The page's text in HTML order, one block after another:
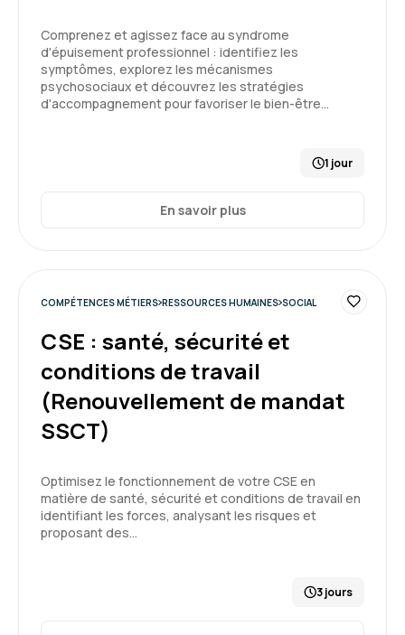
Comprenez et agissez face au syndrome
d'épuisement professionnel : identifiez les
symptômes, explorez les mécanismes
psychosociaux et découvrez les stratégies
d'accompagnement pour favoriser le bien-être…
1 jour
En savoir plus
COMPÉTENCES MÉTIERS RESSOURCES HUMAINES SOCIAL
CSE : santé, sécurité et
conditions de travail
(Renouvellement de mandat
SSCT)
Optimisez le fonctionnement de votre CSE en
matière de santé, sécurité et conditions de travail en
identifiant les forces, analysant les risques et
proposant des…
3 jours